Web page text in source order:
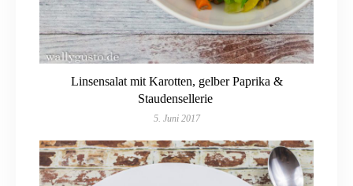
Linsensalat mit Karotten, gelber Paprika &
Staudensellerie
5. Juni 2017